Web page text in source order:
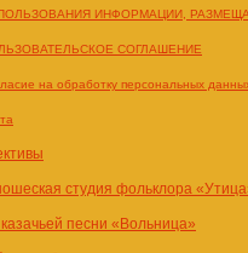
ИНФОРМАЦИИ,
СОГЛАШЕНИЕ
на обработку персональных
студия фольклора
песни «Вольница»